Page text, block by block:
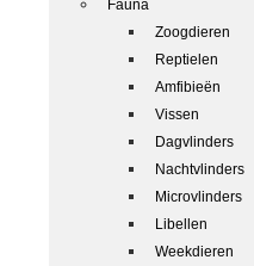
Fauna
Zoogdieren
Reptielen
Amfibieën
Vissen
Dagvlinders
Nachtvlinders
Microvlinders
Libellen
Weekdieren